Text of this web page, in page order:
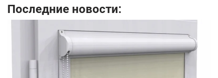
Последние новости: